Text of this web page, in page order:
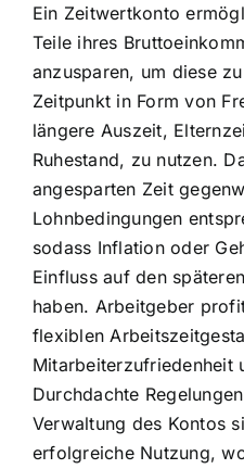
Ein Zeitwertkonto
Teile ihres
anzusparen, um diese
Zeitpunkt in Form von
längere Auszeit,
Ruhestand, zu nutzen.
angesparten Zeit
Lohnbedingungen
sodass Inflation oder
Einfluss auf den
haben. Arbeitgeber
flexiblen
Mitarbeiterzufriedenheit
Durchdachte
Verwaltung des Kontos
erfolgreiche Nutzung,